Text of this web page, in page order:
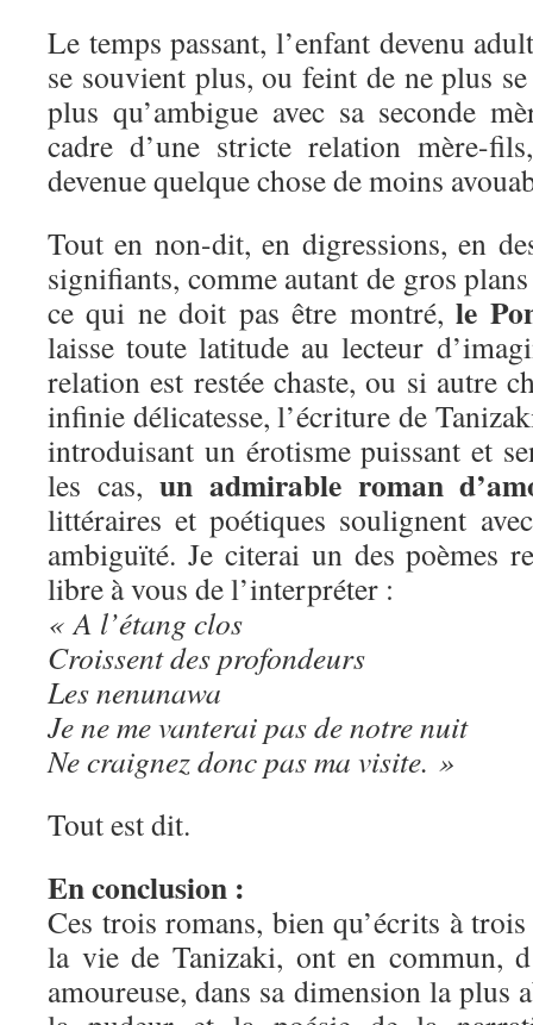
Le temps passant, l’enfant devenu
se souvient plus, ou feint de ne plus
plus qu’ambigue avec sa seconde
cadre d’une stricte relation mère-
devenue quelque chose de moins
Tout en non-dit, en digressions, en
signifiants, comme autant de gros
ce qui ne doit pas être montré,le
laisse toute latitude au lecteur
relation est restée chaste, ou si autre
infinie délicatesse, l’écriture de
introduisant un érotisme puissant et
les cas, un admirable roman
littéraires et poétiques soulignent
ambiguïté. Je citerai un des poèmes
libre à vous de l’interpréter :
« A l’étang clos
Croissent des profondeurs
Les nenunawa
Je ne me vanterai pas de notre nuit
Ne craignez donc pas ma visite. »
Tout est dit.
En conclusion :
Ces trois romans, bien qu’écrits à
la vie de Tanizaki, ont en commun,
amoureuse, dans sa dimension la plus